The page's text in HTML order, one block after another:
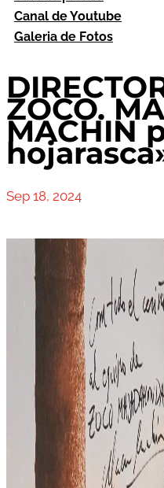
Canal de Youtube
Galeria de Fotos
ZOCO.
MACHIN
Sep 18, 2024